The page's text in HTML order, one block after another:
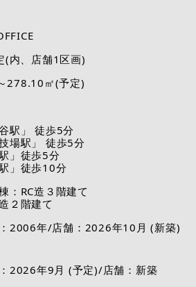
(内、店舗1区画)
278.10㎡(予定)
駅」 徒歩5分
場駅」 徒歩5分
」徒歩5分
」徒歩10分
：RC造３階建て
２階建て
2006年/店舗：2026年10月 (新築)
2026年9月 (予定)/店舗：新築